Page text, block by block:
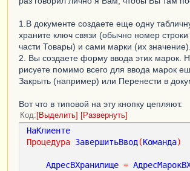
1.В документе создаете еще одну
храните ключ связи (обычно номер строки
части Товары) и сами марки (их значение).
2. Вы создаете форму ввода этих марок.
рисуете помимо всего для ввода марок
Закрыть (например) или Перенести в
Вот что в типовой на эту кнопку цепляют.
Код Выделить Развернуть
НаКлиенте
Процедура ЗавершитьВвод (Команда)
АдресВХранилище =